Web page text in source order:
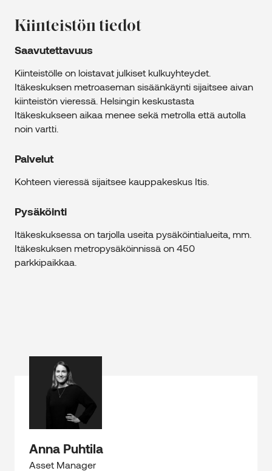
Kiinteistön tiedot
Saavutettavuus
Kiinteistölle on loistavat julkiset kulkuyhteydet.
Itäkeskuksen metroaseman sisäänkäynti sijaitsee aivan
kiinteistön vieressä. Helsingin keskustasta
Itäkeskukseen aikaa menee sekä metrolla että autolla
noin vartti.
Palvelut
Kohteen vieressä sijaitsee kauppakeskus Itis.
Pysäköinti
Itäkeskuksessa on tarjolla useita pysäköintialueita, mm.
Itäkeskuksen metropysäköinnissä on 450
parkkipaikkaa.
Anna Puhtila
Asset Manager